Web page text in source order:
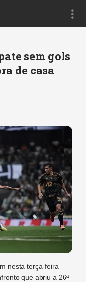
sem gols
de casa
nesta terça-feira
que abriu a 26ª